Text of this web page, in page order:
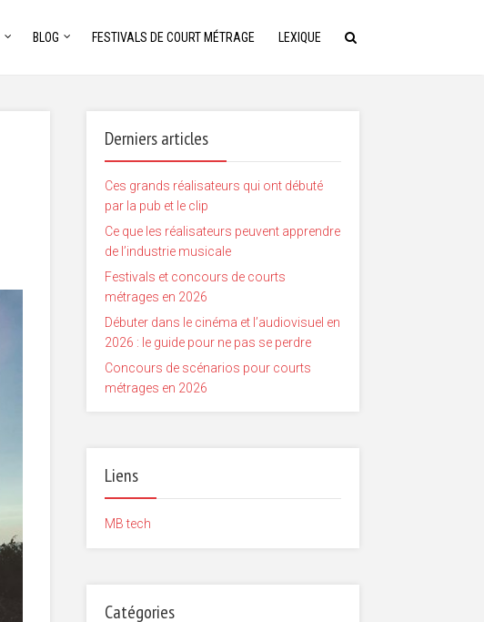
BLOG FESTIVALS DE COURT MÉTRAGE LEXIQUE
Derniers articles
Ces grands réalisateurs qui ont débuté
par la pub et le clip
Ce que les réalisateurs peuvent apprendre
de l’industrie musicale
Festivals et concours de courts
métrages en 2026
Débuter dans le cinéma et l’audiovisuel en
2026 : le guide pour ne pas se perdre
Concours de scénarios pour courts
métrages en 2026
Liens
MB tech
Catégories